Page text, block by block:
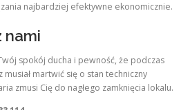
najbardziej efektywne ekonomicznie.
nami
spokój ducha i pewność, że podczas
martwić się o stan techniczny
zmusi Cię do nagłego zamknięcia lokalu.